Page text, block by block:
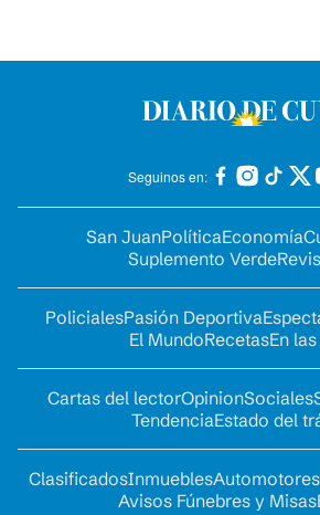
Seguinos en:
San JuanPolíticaEconomía
Suplemento Verde
PolicialesPasión Deportiva
El MundoRecetasEn
Cartas del lectorOpinionSociales
TendenciaEstado del
ClasificadosInmueblesAutomotores
Avisos Fúnebres y Misas